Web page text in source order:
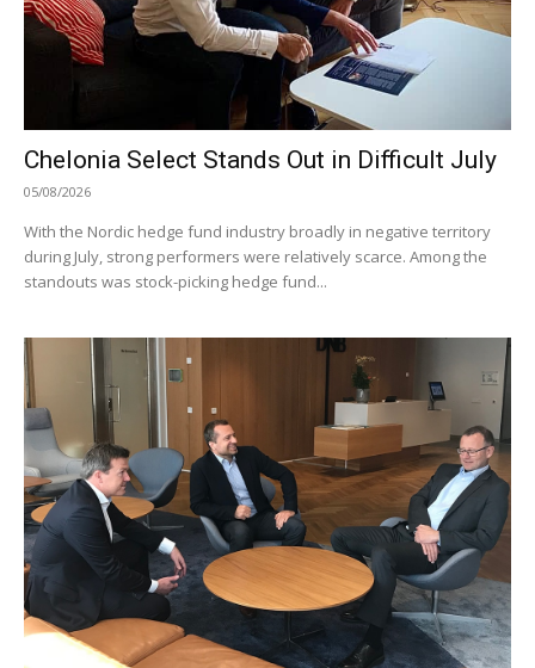
Chelonia Select Stands Out in Difficult July
05/08/2026
With the Nordic hedge fund industry broadly in negative territory
during July, strong performers were relatively scarce. Among the
standouts was stock-picking hedge fund...